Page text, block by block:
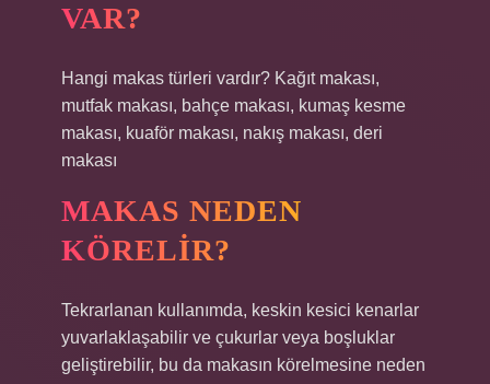
VAR?
Hangi makas türleri vardır? Kağıt makası,
mutfak makası, bahçe makası, kumaş kesme
makası, kuaför makası, nakış makası, deri
makası
MAKAS NEDEN
KÖRELIR?
Tekrarlanan kullanımda, keskin kesici kenarlar
yuvarlaklaşabilir ve çukurlar veya boşluklar
geliştirebilir, bu da makasın körelmesine neden